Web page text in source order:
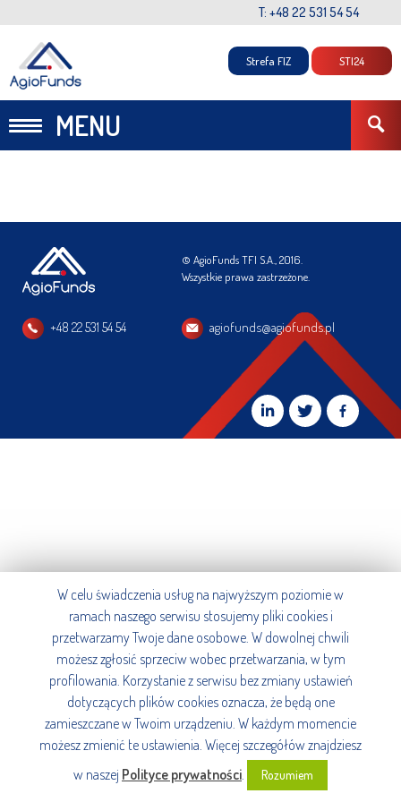
T: +48 22 531 54 54
MENU
Strefa FIZ STI24
© AgioFunds TFI S.A., 2016.
Wszystkie prawa zastrzeżone.
+48 22 531 54 54 agiofunds@agiofunds.pl
W celu świadczenia usług na najwyższym poziomie w
ramach naszego serwisu stosujemy pliki cookies i
przetwarzamy Twoje dane osobowe. W dowolnej chwili
możesz zgłosić sprzeciw wobec przetwarzania, w tym
profilowania. Korzystanie z serwisu bez zmiany ustawień
dotyczących plików cookies oznacza, że będą one
zamieszczane w Twoim urządzeniu. W każdym momencie
możesz zmienić te ustawienia. Więcej szczegółów znajdziesz
w naszej Polityce prywatności. Rozumiem